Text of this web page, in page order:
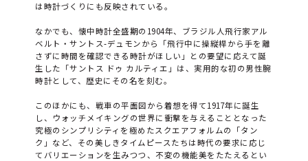
は時計づくりにも反映されている。
なかでも、懐中時計全盛期の1904年、ブラジル人飛行家アル
ベルト・サントス-デュモンから「飛行中に操縦桿から手を離
さずに時間を確認できる時計がほしい」との要望に応えて誕
生した「サントス ドゥ カルティエ」は、実用的な初の男性腕
時計として、歴史にその名を刻む。
このほかにも、戦車の平面図から着想を得て1917年に誕生
し、ウォッチメイキングの世界に衝撃を与えることとなった
究極のシンプリシティを極めたスクエアフォルムの「タン
ク」など、その美しきタイムピースたちは時代の要求に応じ
てバリエーションを生みつつ、不変の機能美をたたえるとい